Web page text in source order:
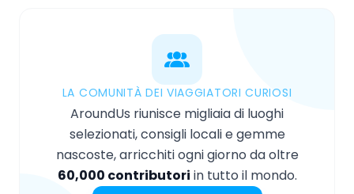
LA COMUNITÀ DEI VIAGGIATORI CURIOSI
AroundUs riunisce migliaia di luoghi
selezionati, consigli locali e gemme
nascoste, arricchiti ogni giorno da oltre
60,000 contributori in tutto il mondo.